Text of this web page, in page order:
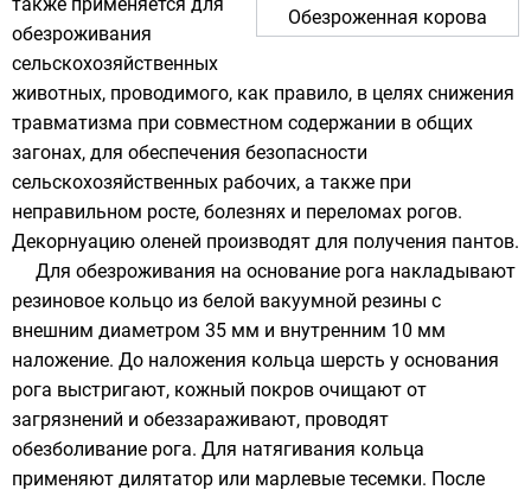
Обезроженная корова
обезроживания
сельскохозяйственных
животных, проводимого, как правило, в целях снижения
травматизма при совместном содержании в общих
загонах, для обеспечения безопасности
сельскохозяйственных рабочих, а также при
неправильном росте, болезнях и переломах рогов.
Декорнуацию оленей производят для получения пантов.
Для обезроживания на основание рога накладывают
резиновое кольцо из белой вакуумной резины с
внешним диаметром 35 мм и внутренним 10 мм
наложение. До наложения кольца шерсть у основания
рога выстригают, кожный покров очищают от
загрязнений и обеззараживают, проводят
обезболивание рога. Для натягивания кольца
применяют дилятатор или марлевые тесемки. После